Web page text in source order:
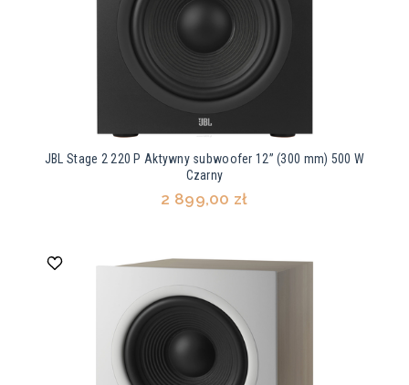
JBL Stage 2 220 P Aktywny subwoofer 12” (300 mm) 500 W
Czarny
2 899,00 zł